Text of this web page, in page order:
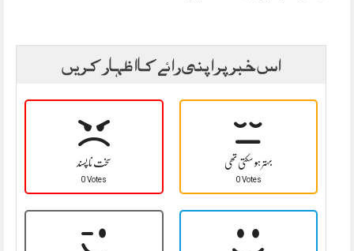
اس خبر پر اپنی رائے کا اظہار کریں
سخت نا پسند
0 Votes
بہتر ہو سکتی تھی
0 Votes